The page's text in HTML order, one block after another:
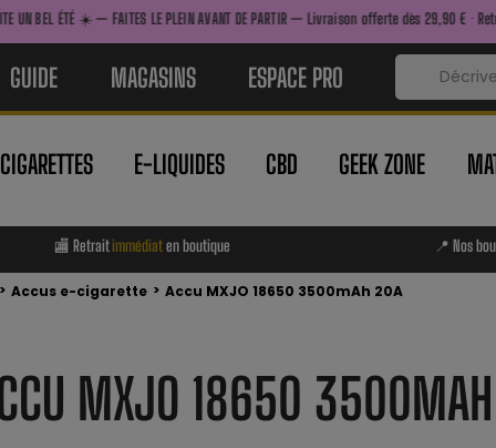
FAITES LE PLEIN AVANT DE PARTIR — Livraison offerte dès 29,90 € · Retrait immédiat en
GUIDE MAGASINS ESPACE PRO
E-LIQUIDES CBD GEEK ZONE
🏬 Retraitimmédiaten boutique 📍 Nos
> Accus e-cigarette > Accu MXJO 18650 3500mAh 20A
MXJO 18650